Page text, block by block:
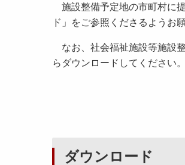
施設整備予定地の市町村に
ド」をご参照くださるようお
なお、社会福祉施設等施設
らダウンロードしてください。
ダウンロード